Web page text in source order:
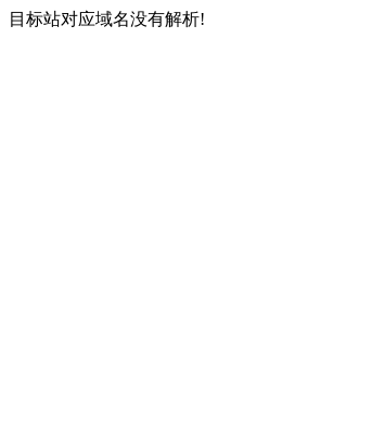
目标站对应域名没有解析!